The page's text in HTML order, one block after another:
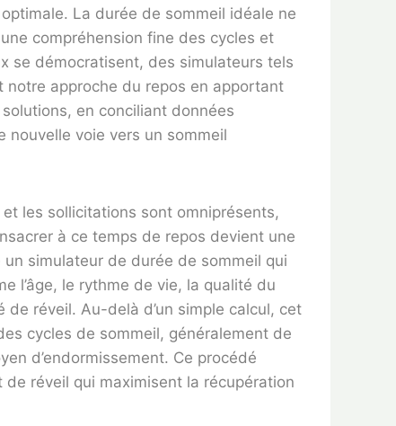
La durée de sommeil idéale ne
compréhension fine des cycles et
se démocratisent, des simulateurs tels
notre approche du repos en apportant
en conciliant données
nouvelle voie vers un sommeil
les sollicitations sont omniprésents,
à ce temps de repos devient une
simulateur de durée de sommeil qui
l’âge, le rythme de vie, la qualité du
réveil. Au-delà d’un simple calcul, cet
cycles de sommeil, généralement de
d’endormissement. Ce procédé
réveil qui maximisent la récupération